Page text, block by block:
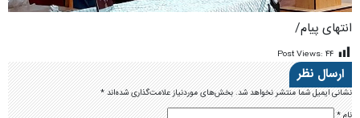
انتهای پیام/
Post Views: ۴۴
ارسال نظر
نشانی ایمیل شما منتشر نخواهد شد.بخش‌های موردنیاز علامت‌گذاری شده‌اند*
نام*